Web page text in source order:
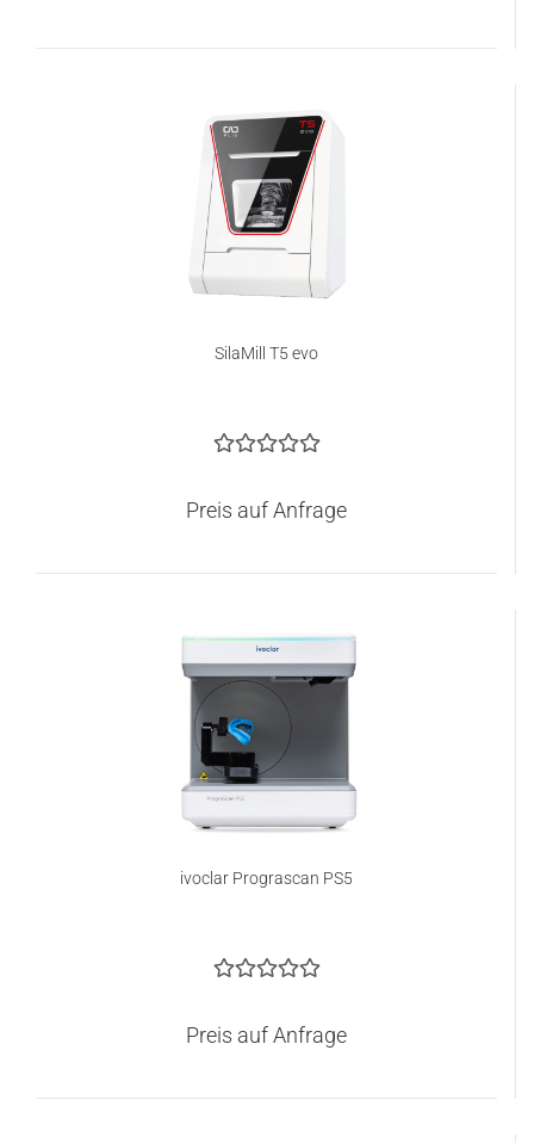
SilaMill T5 evo
Preis auf Anfrage
ivoclar Prograscan PS5
Preis auf Anfrage